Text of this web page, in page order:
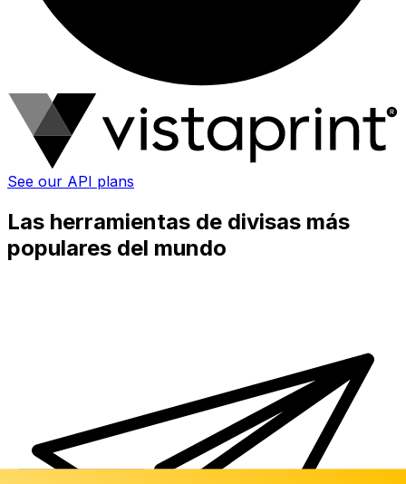
See our API plans
Las herramientas de divisas más
populares del mundo